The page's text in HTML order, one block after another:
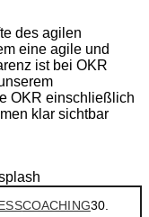
des agilen
eine agile und
ist bei OKR
OKR einschließlich
klar sichtbar
COACHING30.